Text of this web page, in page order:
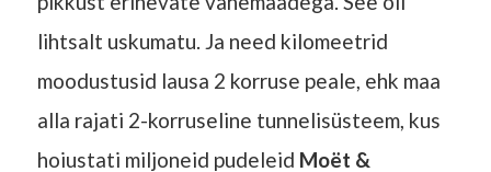
lihtsalt uskumatu. Ja need kilomeetrid
moodustusid lausa 2 korruse peale, ehk maa
alla rajati 2-korruseline tunnelisüsteem, kus
hoiustati miljoneid pudeleid Moët &